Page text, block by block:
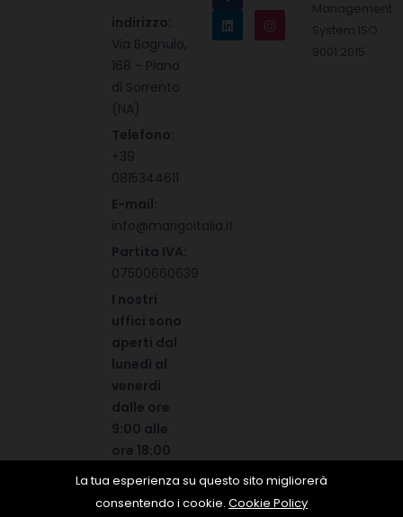
indirizzo:
Via Bagnulo,
168 - Piano
di Sorrento
(NA)
Telefono:
+39
0815344611
E-mail:
info@marigoitalia.it
Partita IVA:
07500660639
I nostri
uffici sono
aperti dal
lunedì al
venerdì
dalle ore
9:00 alle
ore 18:00
La tua esperienza su questo sito migliorerà
consentendo i cookie. Cookie Policy